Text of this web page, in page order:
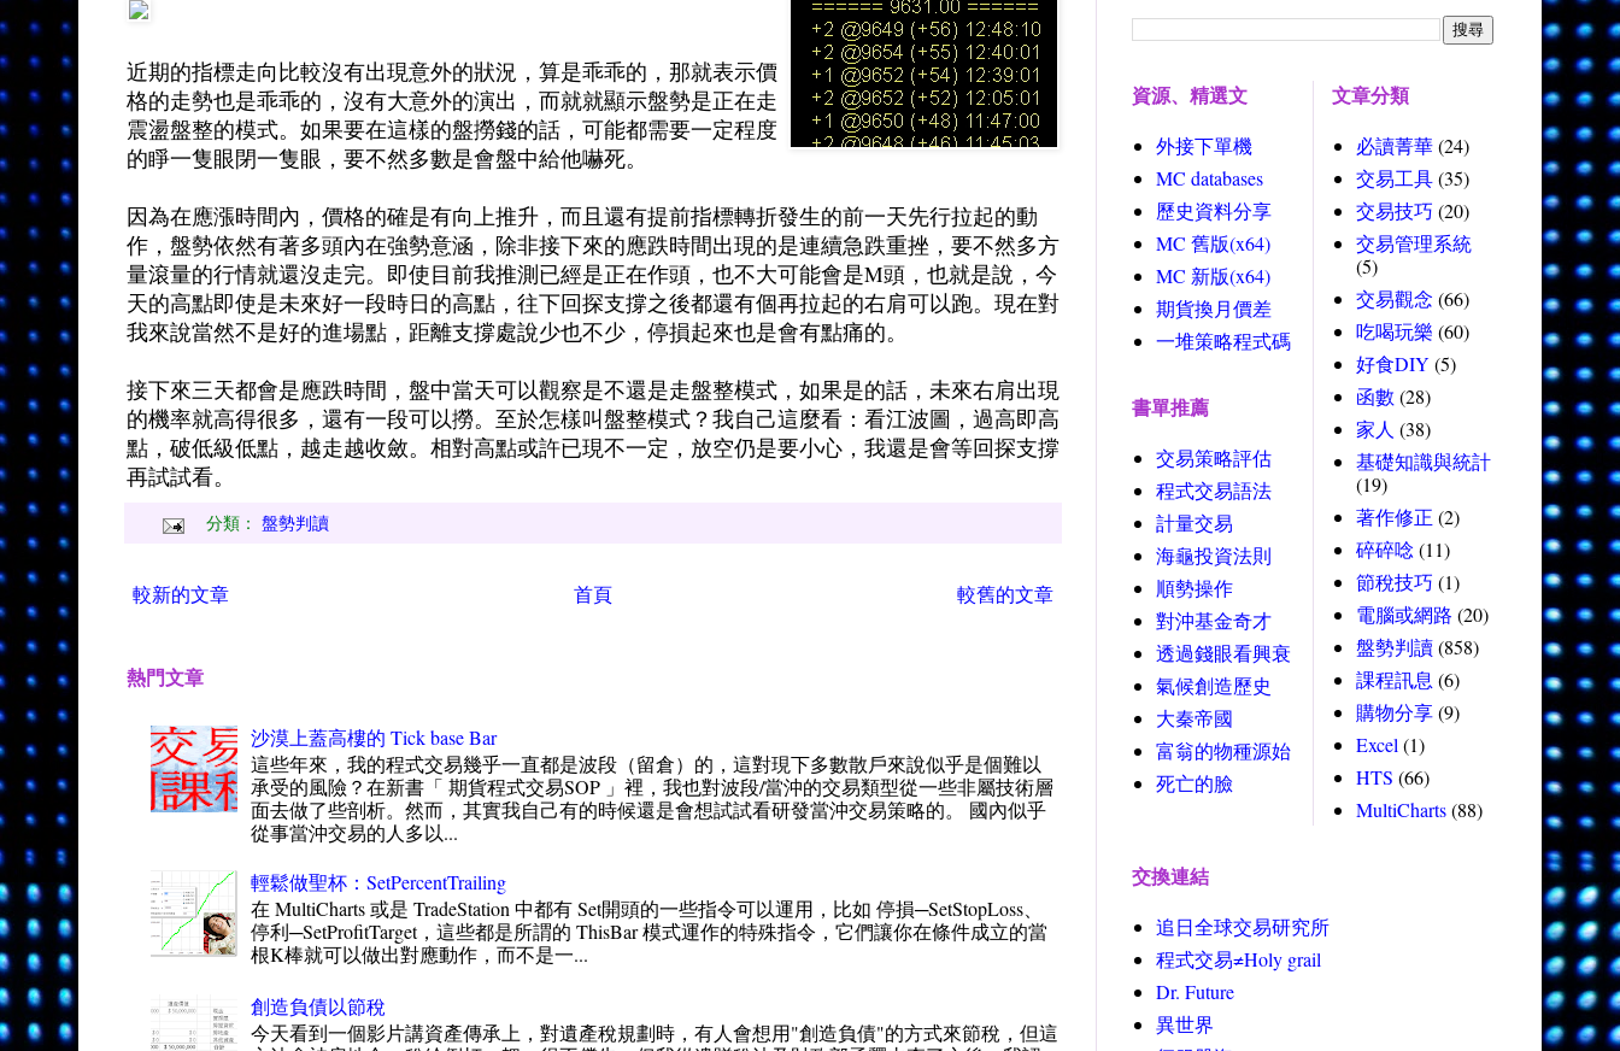
近期的指標走向比較沒有出現意外的狀況，算是乖乖的，那就表示價
格的走勢也是乖乖的，沒有大意外的演出，而就就顯示盤勢是正在走
震盪盤整的模式。如果要在這樣的盤撈錢的話，可能都需要一定程度
的睜一隻眼閉一隻眼，要不然多數是會盤中給他嚇死。
因為在應漲時間內，價格的確是有向上推升，而且還有提前指標轉折發生的前一天先行拉起的動
作，盤勢依然有著多頭內在強勢意涵，除非接下來的應跌時間出現的是連續急跌重挫，要不然多方
量滾量的行情就還沒走完。即使目前我推測已經是正在作頭，也不大可能會是M頭，也就是說，今
天的高點即使是未來好一段時日的高點，往下回探支撐之後都還有個再拉起的右肩可以跑。現在對
我來說當然不是好的進場點，距離支撐處說少也不少，停損起來也是會有點痛的。
接下來三天都會是應跌時間，盤中當天可以觀察是不還是走盤整模式，如果是的話，未來右肩出現
的機率就高得很多，還有一段可以撈。至於怎樣叫盤整模式？我自己這麼看：看江波圖，過高即高
點，破低級低點，越走越收斂。相對高點或許已現不一定，放空仍是要小心，我還是會等回探支撐
再試試看。
分類： 盤勢判讀
較新的文章 較舊的文章
首頁
熱門文章
沙漠上蓋高樓的 Tick base Bar
這些年來，我的程式交易幾乎一直都是波段（留倉）的，這對現下多數散戶來說似乎是個難以
承受的風險？在新書「 期貨程式交易SOP 」裡，我也對波段/當沖的交易類型從一些非屬技術層
面去做了些剖析。然而，其實我自己有的時候還是會想試試看研發當沖交易策略的。 國內似乎
從事當沖交易的人多以...
輕鬆做聖杯：SetPercentTrailing
在 MultiCharts 或是 TradeStation 中都有 Set開頭的一些指令可以運用，比如 停損─SetStopLoss、
停利─SetProfitTarget，這些都是所謂的 ThisBar 模式運作的特殊指令，它們讓你在條件成立的當
根K棒就可以做出對應動作，而不是一...
創造負債以節稅
今天看到一個影片講資產傳承上，對遺產稅規劃時，有人會想用"創造負債"的方式來節稅，但這
資源、精選文
外接下單機
MC databases
歷史資料分享
MC 舊版(x64)
MC 新版(x64)
期貨換月價差
一堆策略程式碼
書單推薦
交易策略評估
程式交易語法
計量交易
海龜投資法則
順勢操作
對沖基金奇才
透過錢眼看興衰
氣候創造歷史
大秦帝國
富翁的物種源始
死亡的臉
文章分類
必讀菁華(24)
交易工具(35)
交易技巧 (20)
交易管理系統
(5)
交易觀念 (66)
吃喝玩樂 (60)
好食DIY (5)
函數 (28)
家人 (38)
基礎知識與統計
(19)
著作修正 (2)
碎碎唸 (11)
節稅技巧 (1)
電腦或網路 (20)
盤勢判讀(858)
課程訊息 (6)
購物分享(9)
Excel (1)
HTS (66)
MultiCharts(88)
交換連結
追日全球交易研究所
程式交易≠Holy grail
Dr. Future
異世界